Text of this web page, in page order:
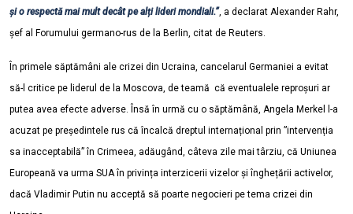
și o respectă mai mult decât pe alți lideri mondiali.”, a declarat Alexander Rahr,
șef al Forumului germano-rus de la Berlin, citat de Reuters.
În primele săptămâni ale crizei din Ucraina, cancelarul Germaniei a evitat
să-l critice pe liderul de la Moscova, de teamă că eventualele reproșuri ar
putea avea efecte adverse. Însă în urmă cu o săptămână, Angela Merkel l-a
acuzat pe președintele rus că încalcă dreptul internațional prin ”intervenția
sa inacceptabilă” în Crimeea, adăugând, câteva zile mai târziu, că Uniunea
Europeană va urma SUA în privința interzicerii vizelor și înghețării activelor,
dacă Vladimir Putin nu acceptă să poarte negocieri pe tema crizei din